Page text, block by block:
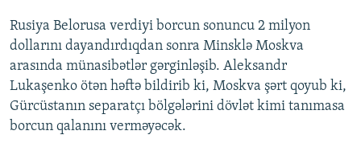
KARIKATURA
İSLAM VƏ DEMOKRATIYA
İZ - MƏDƏNIYYƏT PROQRAMI
PEŞƏ ETIKASI VƏ JURNALISTIKA STANDARTLARIMIZ
MATERIALLARIMIZDAN ISTIFADƏ
AZADLIQRADIOSU MOBIL TELEFONUNUZDA
BIZIMLƏ ƏLAQƏ
XƏBƏR BÜLLETENLƏRIMIZ
RFE/RL-in bütün saytları
Rusiya Belorusa verdiyi borcun sonuncu 2 milyon
dollarını dayandırdıqdan sonra Minsklə Moskva
arasında münasibətlər gərginləşib. Aleksandr
Lukaşenko ötən həftə bildirib ki, Moskva şərt qoyub ki,
Gürcüstanın separatçı bölgələrini dövlət kimi tanımasa
borcun qalanını verməyəcək.